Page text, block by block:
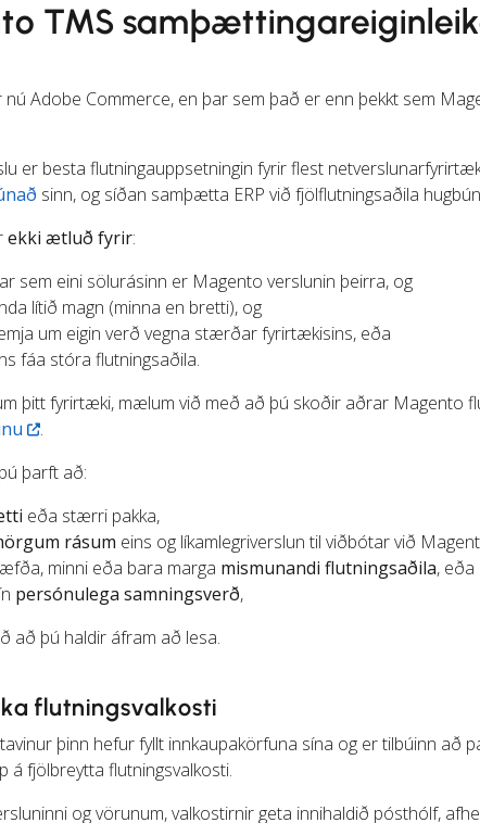
TMS
Adobe Commerce, en þar sem það er enn þekkt sem
er besta flutningauppsetningin fyrir flest
sinn, og síðan samþætta ERP við fjölflutningsaðila
ekki ætluð fyrir:
sem eini sölurásinn er Magento verslunin þeirra, og
lítið magn (minna en bretti), og
um eigin verð vegna stærðar fyrirtækisins, eða
fáa stóra flutningsaðila.
þitt fyrirtæki, mælum við með að þú skoðir aðrar Magento
.
þarft að:
eða stærri pakka,
rásum eins og líkamlegriverslun til viðbótar við
minni eða bara marga mismunandi flutningsaðila, eða
persónulega samningsverð,
að þú haldir áfram að lesa.
flutningsvalkosti
þinn hefur fyllt innkaupakörfuna sína og er tilbúinn að
á fjölbreytta flutningsvalkosti.
og vörunum, valkostirnir geta innihaldið pósthólf,